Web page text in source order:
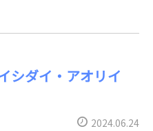
シダイ・アオリイ
2024.06.24